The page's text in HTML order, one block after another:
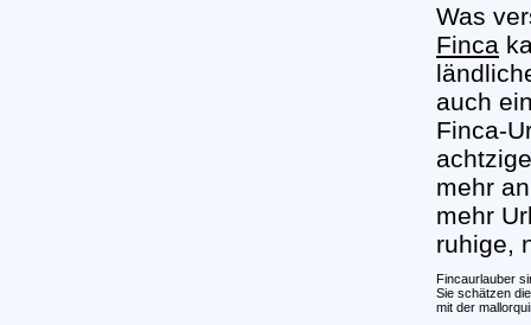
Was
Finca
auch
Finca-
mehr
mehr
ruhige,
Fincaurlauber
Sie schätzen
mit der